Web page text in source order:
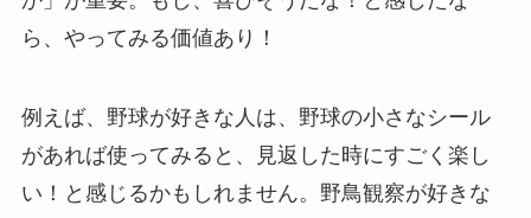
ら、やってみる価値あり！
例えば、野球が好きな人は、野球の小さなシール
があれば使ってみると、見返した時にすごく楽し
い！と感じるかもしれません。野鳥観察が好きな